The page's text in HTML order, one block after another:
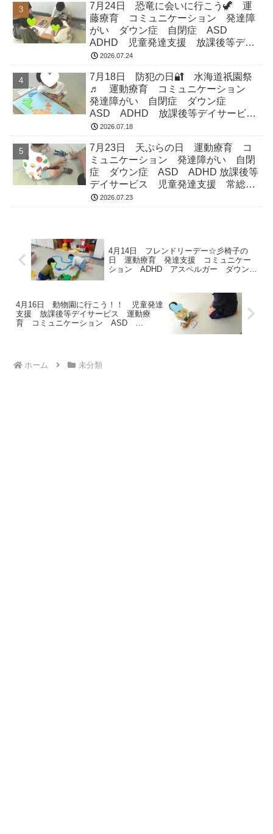
7月24日 恐竜に会いに行こう🦖 運
藤療育 コミュニケーション 発達障
がい ダウン症 自閉症 ASD
ADHD 児童発達支援 放課後等デイ
サービス 常総市 つくばみらい市
2026.07.24
7月18日 防犯の日🔐 水海道祇園祭
♬ 運動療育 コミュニケーション
発達障がい 自閉症 ダウン症
ASD ADHD 放課後等デイサービ
ス 児童発達支援 常総市 つくばみ
2026.07.18
7月23日 天ぷらの日 運動療育 コ
ミュニケーション 発達障がい 自閉
症 ダウン症 ASD ADHD 放課後等
デイサービス 児童発達支援 常総
市 つくばみらい市 坂東市 守谷市
2026.07.23
4月14日 フレンドリーデー☆彡椅子の
日 運動療育 発達支援 コミュニケー
ション ADHD アスペルガー ダウン
4月16日 動物園に行こう！！ 児童発達
支援 放課後等デイサービス 運動療
育 コミュニケーション ASD
ホーム 未分類